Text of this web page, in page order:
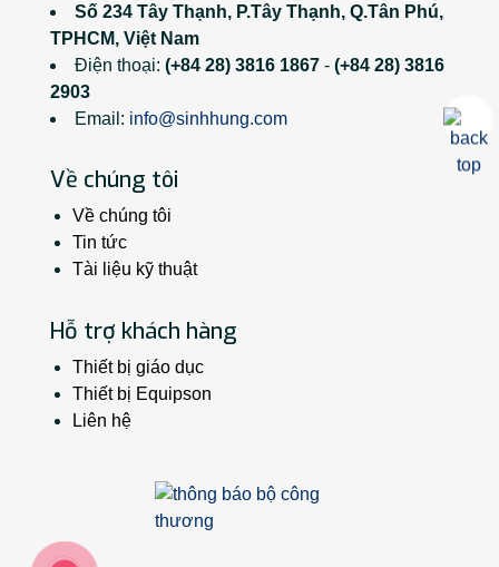
Số 234 Tây Thạnh, P.Tây Thạnh, Q.Tân Phú,
TPHCM, Việt Nam
Điện thoại: (+84 28) 3816 1867 - (+84 28) 3816
2903
Email: info@sinhhung.com
Về chúng tôi
Về chúng tôi
Tin tức
Tài liệu kỹ thuật
Hỗ trợ khách hàng
Thiết bị giáo dục
Thiết bị Equipson
Liên hệ